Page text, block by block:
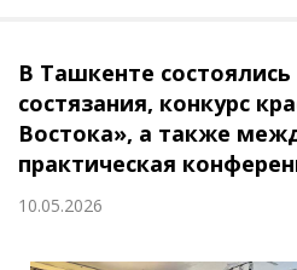
В Ташкенте
состязания, конкурс
Востока», а также
практическая
10.05.2026